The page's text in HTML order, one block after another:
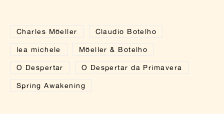
Charles Möeller Claudio Botelho
lea michele Möeller & Botelho
O Despertar O Despertar da Primavera
Spring Awakening